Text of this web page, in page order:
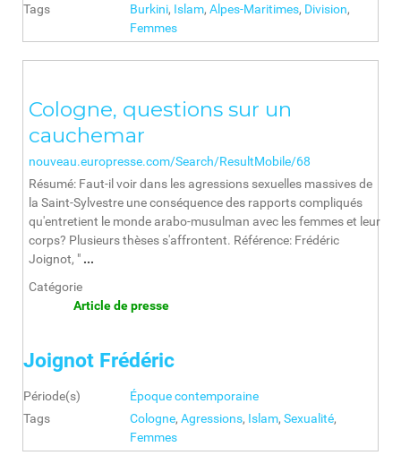
Tags
Burkini, Islam, Alpes-Maritimes, Division,
Femmes
Cologne, questions sur un
cauchemar
nouveau.europresse.com/Search/ResultMobile/68
Résumé: Faut-il voir dans les agressions sexuelles massives de
la Saint-Sylvestre une conséquence des rapports compliqués
qu'entretient le monde arabo-musulman avec les femmes et leur
corps? Plusieurs thèses s'affrontent. Référence: Frédéric
Joignot, " ...
Catégorie
Article de presse
Joignot Frédéric
Période(s)
Époque contemporaine
Tags
Cologne, Agressions, Islam, Sexualité,
Femmes